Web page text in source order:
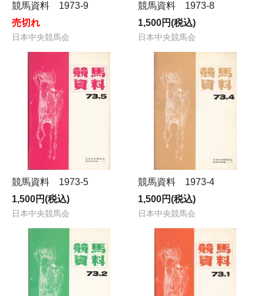
競馬資料 1973-9
売切れ
日本中央競馬会
競馬資料 1973-8
1,500円(税込)
日本中央競馬会
競馬資料 1973-5
1,500円(税込)
日本中央競馬会
競馬資料 1973-4
1,500円(税込)
日本中央競馬会